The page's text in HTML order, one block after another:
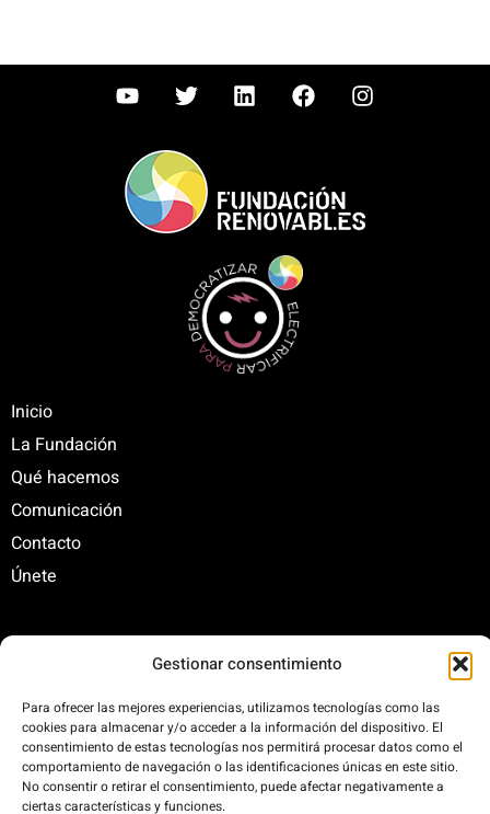
Gestionar consentimiento
Para ofrecer las mejores experiencias, utilizamos tecnologías como las
cookies para almacenar y/o acceder a la información del dispositivo. El
consentimiento de estas tecnologías nos permitirá procesar datos como el
comportamiento de navegación o las identificaciones únicas en este sitio.
No consentir o retirar el consentimiento, puede afectar negativamente a
ciertas características y funciones.
Inicio
La Fundación
Qué hacemos
Comunicación
Contacto
Únete
C/ Santa Engracia, 108. 5º Interior. Izda. 28003
fundacion@fundacionrenovables.org
comunicacion@fundacionrenovables.org
Compensamos la huella de carbono en un